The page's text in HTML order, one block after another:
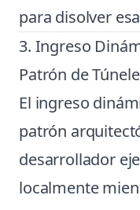
para disolver
3. Ingreso
Patrón de
El ingreso
patrón
desarrollador
localmente